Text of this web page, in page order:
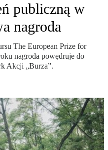
publiczną w
nagroda
The European Prize for
nagroda powędruje do
Akcji „Burza”.